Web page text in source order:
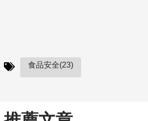
食品安全(23)